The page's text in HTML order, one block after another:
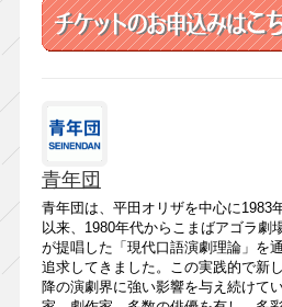
青年団
青年団は、平田オリザを中心に1983
以来、1980年代からこまばアゴラ劇
が提唱した「現代口語演劇理論」を
追求してきました。この実践的で新
降の演劇界に強い影響を与え続けて